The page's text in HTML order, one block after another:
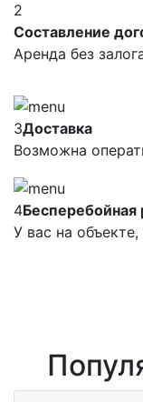
2
Составление
Аренда без
3Доставка
Возможна
4Бесперебойная
У вас на